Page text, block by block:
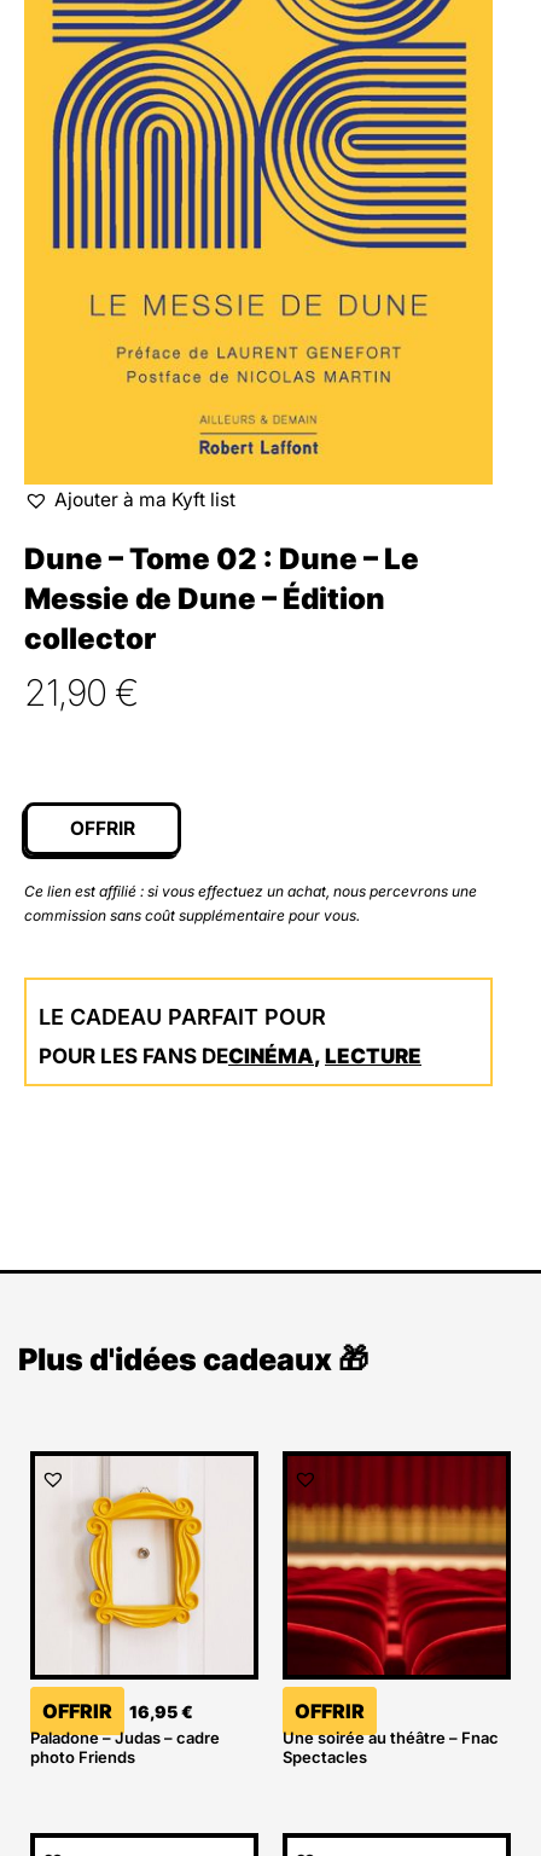
Ajouter à ma Kyft list
Dune – Tome 02 : Dune – Le
Messie de Dune – Édition
collector
21,90 €
OFFRIR
Ce lien est affilié : si vous effectuez un achat, nous percevrons une
commission sans coût supplémentaire pour vous.
LE CADEAU PARFAIT POUR
POUR LES FANS DECINÉMA, LECTURE
Plus d'idées cadeaux 🎁
OFFRIR 16,95€
Paladone – Judas – cadre
photo Friends
OFFRIR
Une soirée au théâtre – Fnac
Spectacles